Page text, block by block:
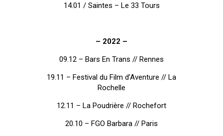
14.01 / Saintes – Le 33 Tours
– 2022 –
09.12 – Bars En Trans // Rennes
19.11 – Festival du Film d’Aventure // La
Rochelle
12.11 – La Poudrière // Rochefort
20.10 – FGO Barbara // Paris